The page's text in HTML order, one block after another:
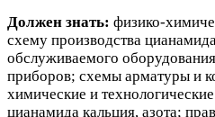
Должен знать: физико-
схему производства
обслуживаемого
приборов; схемы арматуры и
химические и
цианамида кальция, азота;